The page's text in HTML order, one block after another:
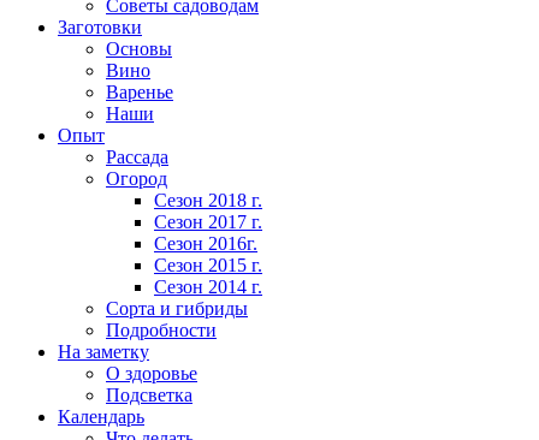
Советы садоводам
Заготовки
Основы
Вино
Варенье
Наши
Опыт
Рассада
Огород
Сезон 2018 г.
Сезон 2017 г.
Сезон 2016г.
Сезон 2015 г.
Сезон 2014 г.
Сорта и гибриды
Подробности
На заметку
О здоровье
Подсветка
Календарь